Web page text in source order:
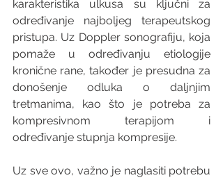
karakteristika ulkusa su ključni za
određivanje najboljeg terapeutskog
pristupa. Uz Doppler sonografiju, koja
pomaže u određivanju etiologije
kronične rane, također je presudna za
donošenje odluka o daljnjim
tretmanima, kao što je potreba za
kompresivnom terapijom i
određivanje stupnja kompresije.
Uz sve ovo, važno je naglasiti potrebu